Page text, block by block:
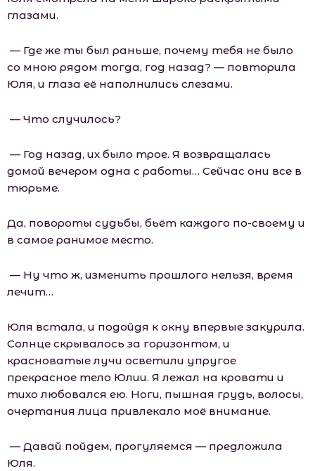
глазами.
— Где же ты был раньше, почему тебя не было
со мною рядом тогда, год назад? — повторила
Юля, и глаза её наполнились слезами.
— Что случилось?
— Год назад, их было трое. Я возвращалась
домой вечером одна с работы… Сейчас они все в
тюрьме.
Да, повороты судьбы, бьёт каждого по-своему и
в самое ранимое место.
— Ну что ж, изменить прошлого нельзя, время
лечит…
Юля встала, и подойдя к окну впервые закурила.
Солнце скрывалось за горизонтом, и
красноватые лучи осветили упругое
прекрасное тело Юлии. Я лежал на кровати и
тихо любовался ею. Ноги, пышная грудь, волосы,
очертания лица привлекало моё внимание.
— Давай пойдем, прогуляемся — предложила
Юля.